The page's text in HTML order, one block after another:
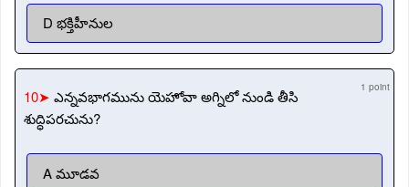
D భక్తిహీనుల
10➤ ఎన్నవభాగమును యెహోవా అగ్నిలో నుండి తీసి
శుద్ధిపరచును?
1 point
A మూడవ